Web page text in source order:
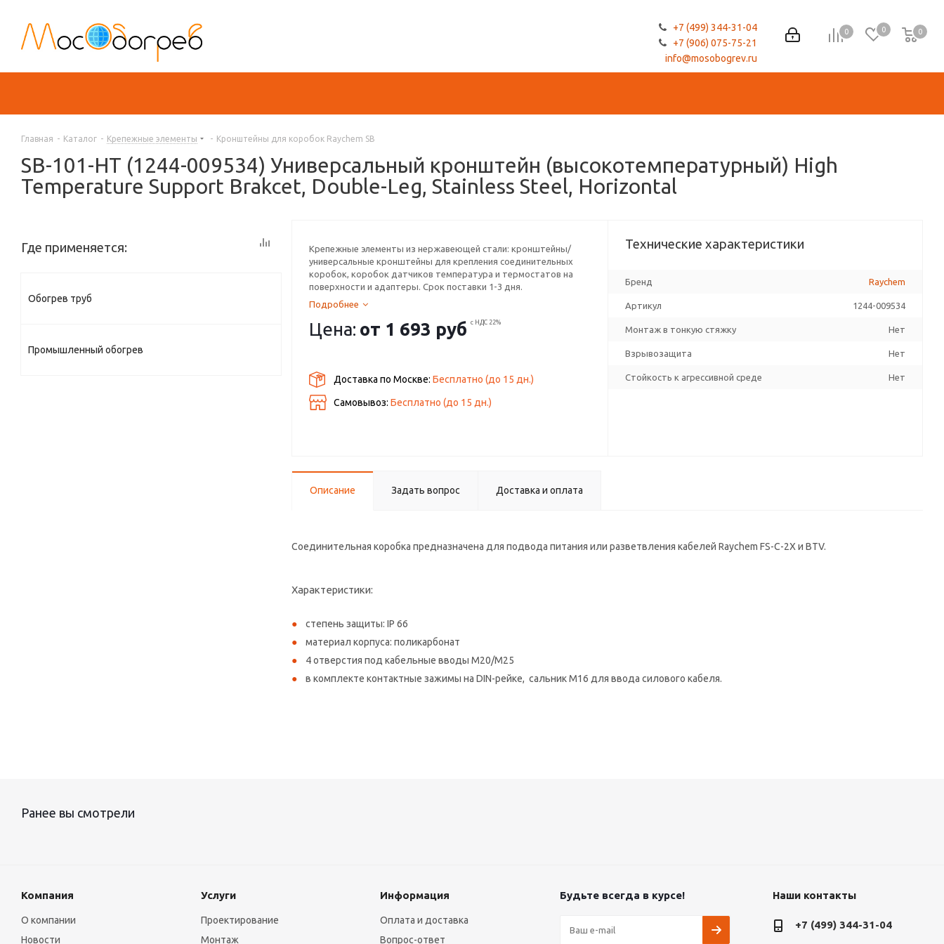
0 0 0
0
+7 (499) 344-31-04
+7 (906) 075-75-21
info@mosobogrev.ru
Главная - Каталог - Крепежные элементы - Кронштейны для коробок Raychem SB
SB-101-НТ (1244-009534) Универсальный кронштейн (высокотемпературный) High
Temperature Support Brakcet, Double-Leg, Stainless Steel, Horizontal
Крепежные элементы из нержавеющей стали: кронштейны/
универсальные кронштейны для крепления соединительных
коробок, коробок датчиков температура и термостатов на
поверхности и адаптеры. Срок поставки 1-3 дня.
Подробнее
Цена: от 1 693 руб с НДС 22%
Доставка по Москве:Бесплатно (до 15 дн.)
Самовывоз:Бесплатно (до 15 дн.)
Технические характеристики
Бренд Raychem
Артикул 1244-009534
Монтаж в тонкую стяжку Нет
Взрывозащита Нет
Стойкость к агрессивной среде Нет
Описание Задать вопрос Доставка и оплата
Соединительная коробка предназначена для подвода питания или разветвления кабелей Raychem FS-C-2X и BTV.
Характеристики:
степень защиты: IP 66
материал корпуса: поликарбонат
4 отверстия под кабельные вводы M20/M25
в комплекте контактные зажимы на DIN-рейке, сальник M16 для ввода силового кабеля.
Где применяется:
Обогрев труб
Промышленный обогрев
Ранее вы смотрели
Компания
О компании
Новости
Услуги
Проектирование
Монтаж
Информация
Оплата и доставка
Вопрос-ответ
Будьте всегда в курсе! Наши контакты
+7 (499) 344-31-04